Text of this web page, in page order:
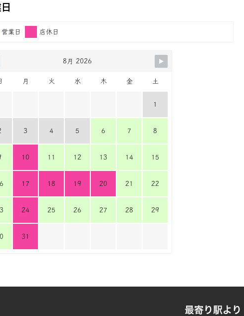
営業日 店休日
8月 2026
月 火 水 木 金 土
1
3 4 5 6 7 8
10 11 12 13 14 15
17 18 19 20 21 22
24 25 26 27 28 29
31
最寄り駅より